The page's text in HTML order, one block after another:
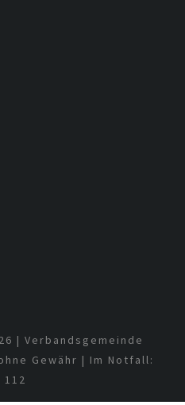
| Verbandsgemeinde
Gewähr | Im Notfall:
112